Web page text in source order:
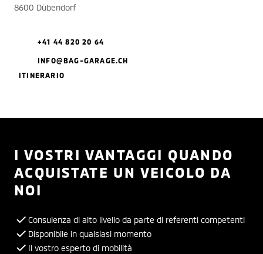
8600 Dübendorf
+41 44 820 20 64
INFO@BAG-GARAGE.CH
ITINERARIO
I VOSTRI VANTAGGI QUANDO
ACQUISTATE UN VEICOLO DA
NOI
Consulenza di alto livello da parte di referenti competenti
Disponibile in qualsiasi momento
Il vostro esperto di mobilità